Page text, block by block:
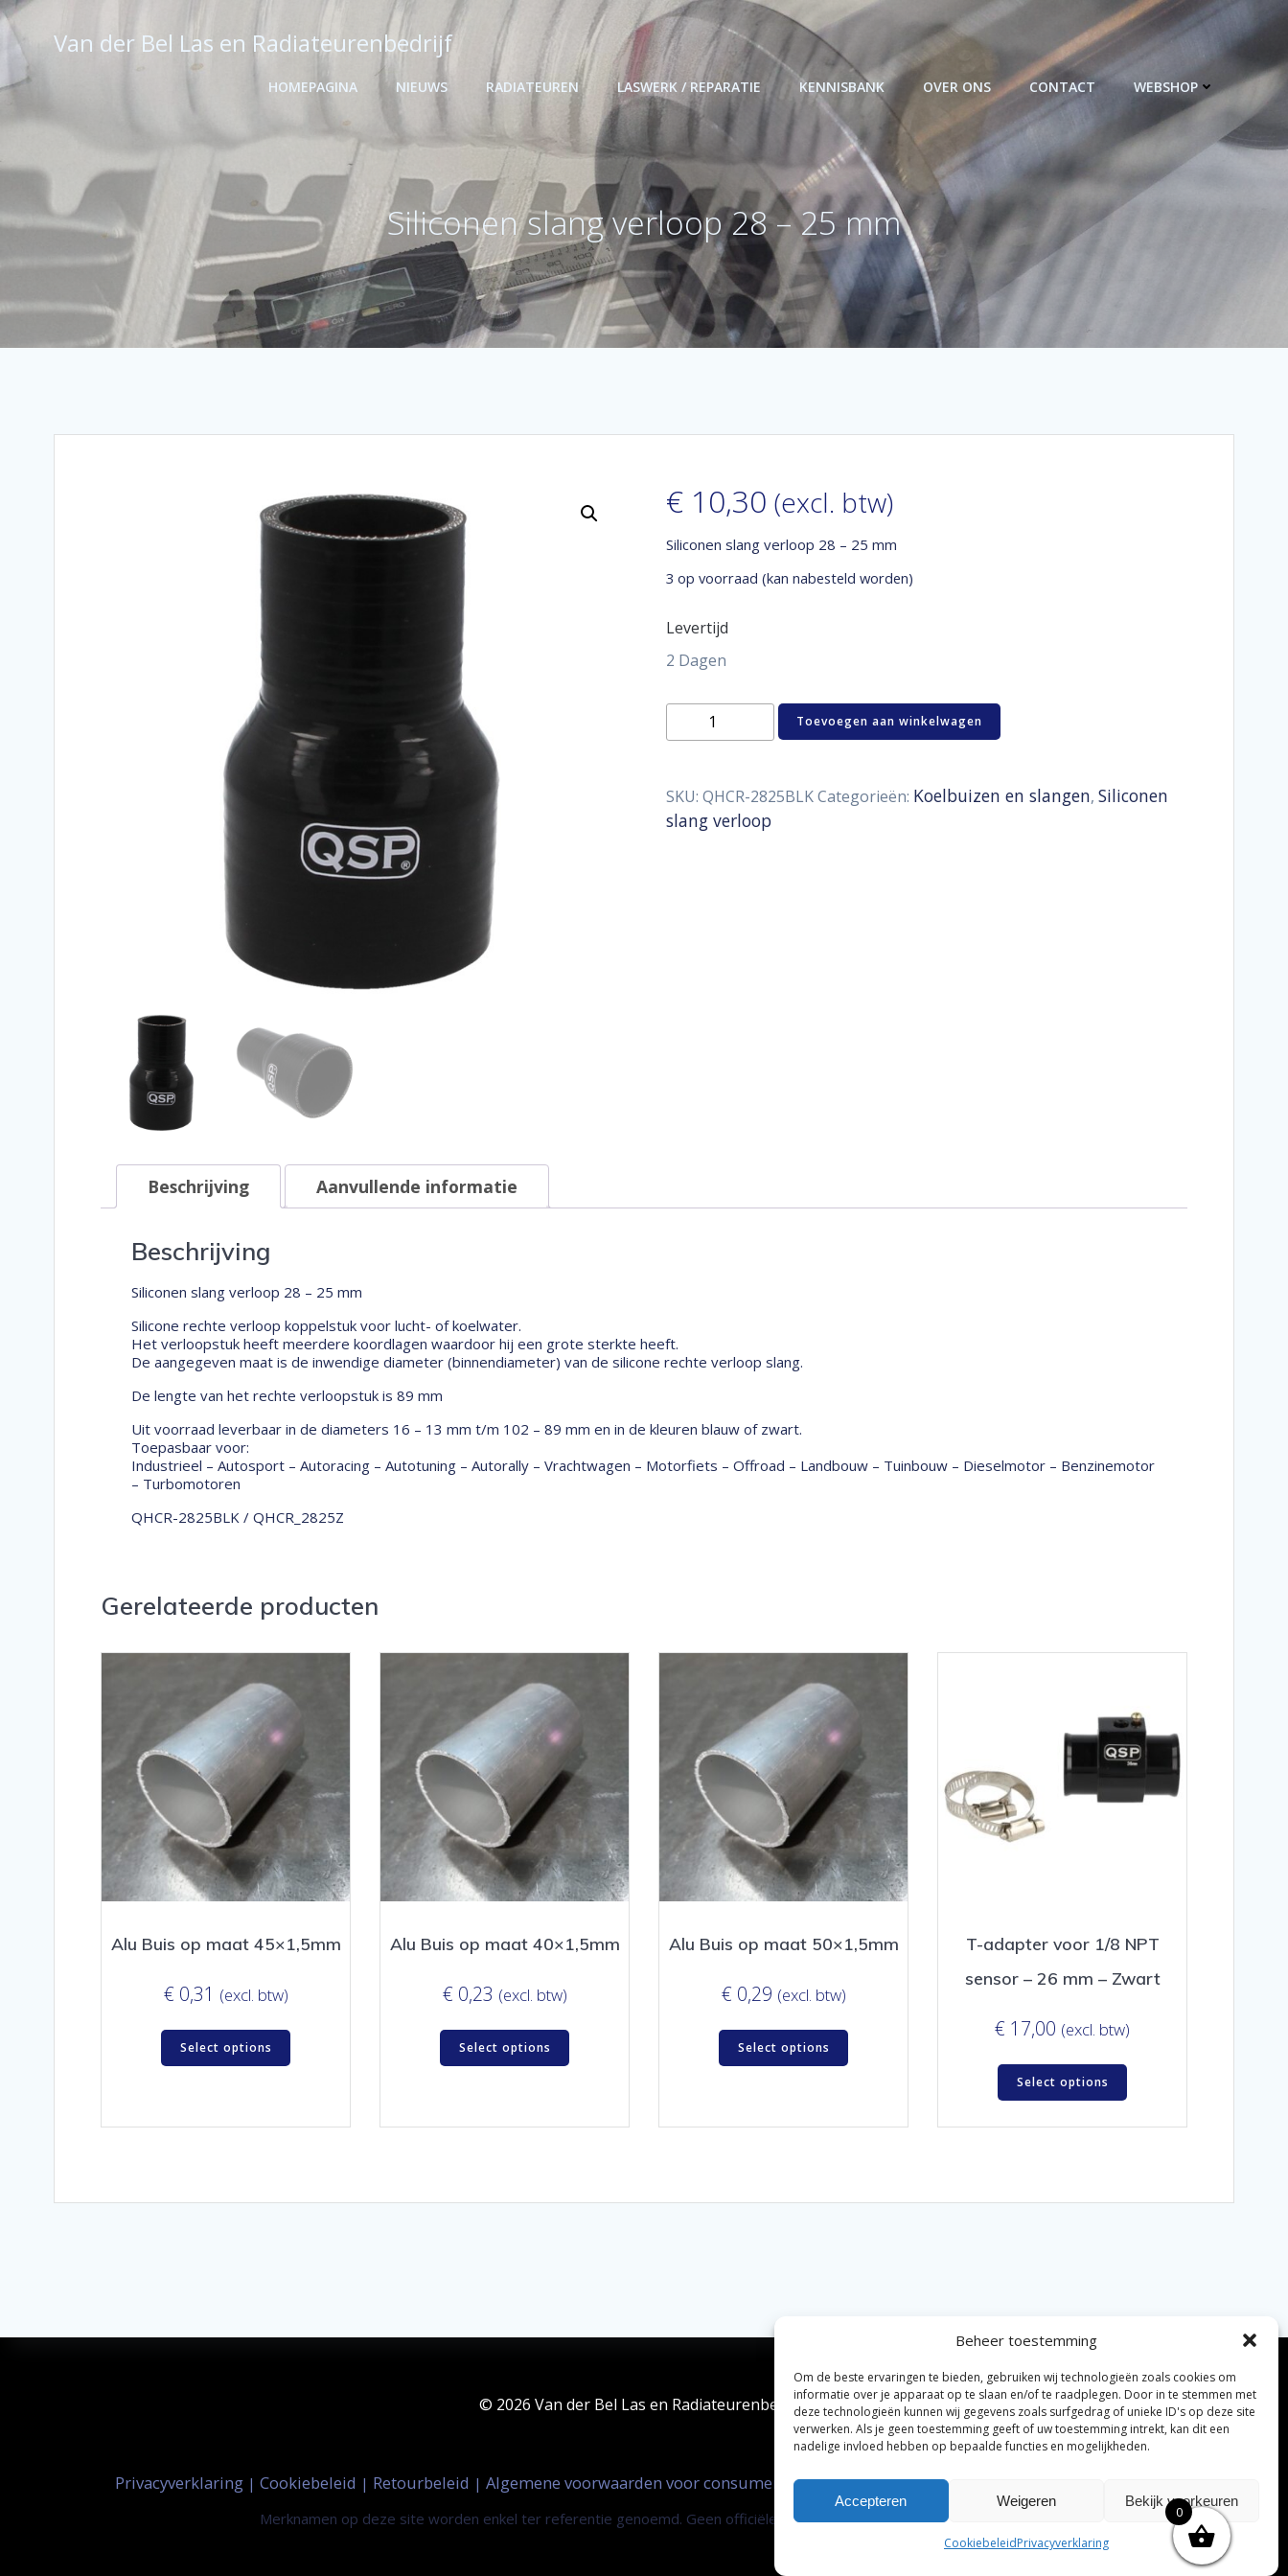
Beheer toestemming
Om de beste ervaringen te bieden, gebruiken wij technologieën zoals cookies om
informatie over je apparaat op te slaan en/of te raadplegen. Door in te stemmen met
deze technologieën kunnen wij gegevens zoals surfgedrag of unieke ID's op deze site
verwerken. Als je geen toestemming geeft of uw toestemming intrekt, kan dit een
nadelige invloed hebben op bepaalde functies en mogelijkheden.
Accepteren Weigeren Bekijk voorkeuren
CookiebeleidPrivacyverklaring
Ga
naar
inhoud
Van der Bel Las en Radiateurenbedrijf
HOMEPAGINA NIEUWS RADIATEUREN LASWERK / REPARATIE KENNISBANK OVER ONS CONTACT WEBSHOP
Siliconen slang verloop 28 – 25 mm
€10,30 (excl. btw)
Siliconen slang verloop 28 – 25 mm
3 op voorraad (kan nabesteld worden)
Levertijd
2 Dagen
Siliconen
-
25
mm
Toevoegen aan winkelwagen
SKU: QHCR-2825BLKCategorieën: Koelbuizen en slangen, Siliconen
slang verloop
Beschrijving Aanvullende informatie
Beschrijving
Siliconen slang verloop 28 – 25 mm
Silicone rechte verloop koppelstuk voor lucht- of koelwater.
Het verloopstuk heeft meerdere koordlagen waardoor hij een grote sterkte heeft.
De aangegeven maat is de inwendige diameter (binnendiameter) van de silicone rechte verloop slang.
De lengte van het rechte verloopstuk is 89 mm
Uit voorraad leverbaar in de diameters 16 – 13 mm t/m 102 – 89 mm en in de kleuren blauw of zwart.
Toepasbaar voor:
Industrieel – Autosport – Autoracing – Autotuning – Autorally – Vrachtwagen – Motorfiets – Offroad – Landbouw – Tuinbouw – Dieselmotor – Benzinemotor
– Turbomotoren
QHCR-2825BLK / QHCR_2825Z
Gerelateerde producten
Alu Buis op maat 45×1,5mm
€ 0,31 (excl. btw)
Select options
Alu Buis op maat 40×1,5mm
€ 0,23 (excl. btw)
Select options
Alu Buis op maat 50×1,5mm
€ 0,29 (excl. btw)
Select options
T-adapter voor 1/8 NPT
sensor – 26 mm – Zwart
€ 17,00 (excl. btw)
Select options
© 2026 Van der Bel Las en Radiateurenbedrijf.
Privacyverklaring | Cookiebeleid | Retourbeleid | Algemene voorwaarden voor consumenten| Zakelijke algemene voorwaarden
Merknamen op deze site worden enkel ter referentie genoemd. Geen officiële samenwerking tenzij anders vermeld. 0